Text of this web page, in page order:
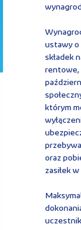
ustawy o
składek
rentowe,
którym
oraz
zasiłek